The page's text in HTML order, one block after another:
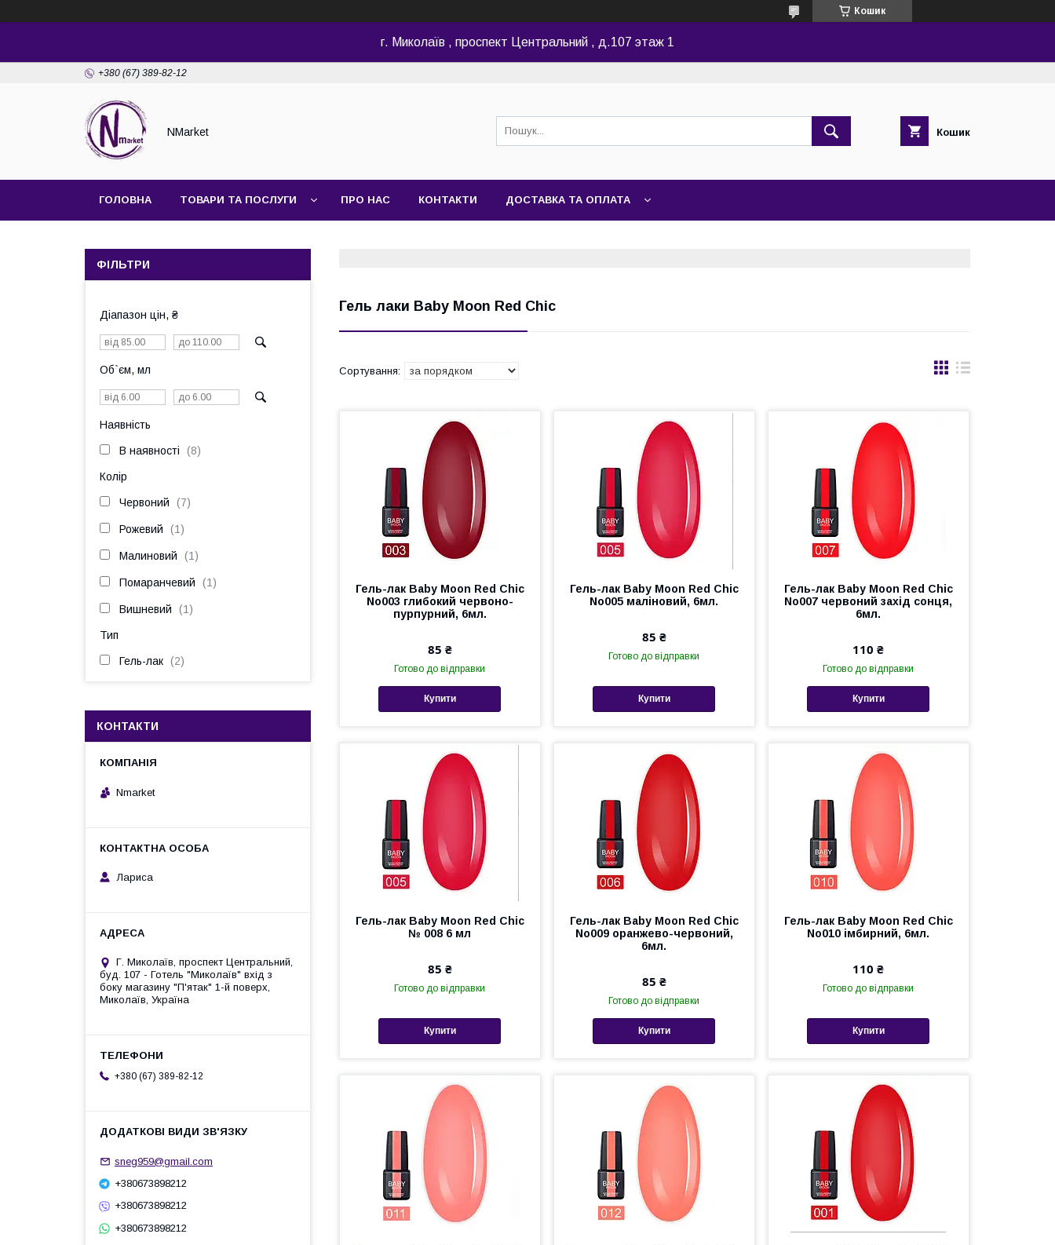
Кошик
г. Миколаїв , проспект Центральний , д.107 этаж 1
+380 (67) 389-82-12
NMarket Кошик
ГОЛОВНА ТОВАРИ ТА ПОСЛУГИ ПРО НАС КОНТАКТИ ДОСТАВКА ТА ОПЛАТА
Гель лаки Baby Moon Red Chic
Гель-лак Baby Moon Red Chic
No003 глибокий червоно-
пурпурний, 6мл.
85 ₴
Готово до відправки
Купити
Гель-лак Baby Moon Red Chic
No005 маліновий, 6мл.
85 ₴
Готово до відправки
Купити
Гель-лак Baby Moon Red Chic
No007 червоний захід сонця,
6мл.
110 ₴
Готово до відправки
Купити
Гель-лак Baby Moon Red Chic
№ 008 6 мл
85 ₴
Готово до відправки
Купити
Гель-лак Baby Moon Red Chic
No009 оранжево-червоний,
6мл.
85 ₴
Готово до відправки
Купити
Гель-лак Baby Moon Red Chic
No010 імбирний, 6мл.
110 ₴
Готово до відправки
Купити
ФІЛЬТРИ
Діапазон цін, ₴
Об`єм, мл
Наявність
В наявності 8
Колір
Червоний 7
Рожевий 1
Малиновий 1
Помаранчевий 1
Вишневий 1
Тип
Гель-лак 2
КОНТАКТИ
Nmarket
Лариса
Г. Миколаїв, проспект Центральний,
буд. 107 - Готель "Миколаїв" вхід з
боку магазину "П'ятак" 1-й поверх,
Миколаїв, Україна
+380 (67) 389-82-12
sneg959@gmail.com
+380673898212
+380673898212
+380673898212